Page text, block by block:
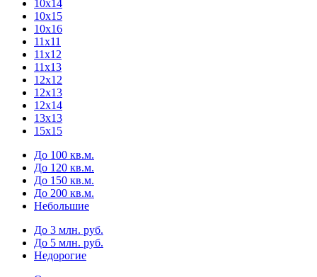
10х14
10х15
10х16
11х11
11х12
11х13
12х12
12х13
12х14
13х13
15х15
До 100 кв.м.
До 120 кв.м.
До 150 кв.м.
До 200 кв.м.
Небольшие
До 3 млн. руб.
До 5 млн. руб.
Недорогие